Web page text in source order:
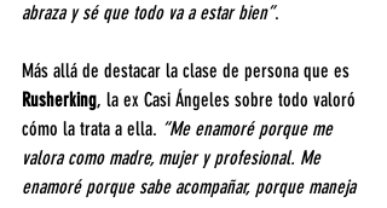
abraza y sé que todo va a estar bien”.
Más allá de destacar la clase de persona que es
Rusherking, la ex Casi Ángeles sobre todo valoró
cómo la trata a ella. “Me enamoré porque me
valora como madre, mujer y profesional. Me
enamoré porque sabe acompañar, porque maneja